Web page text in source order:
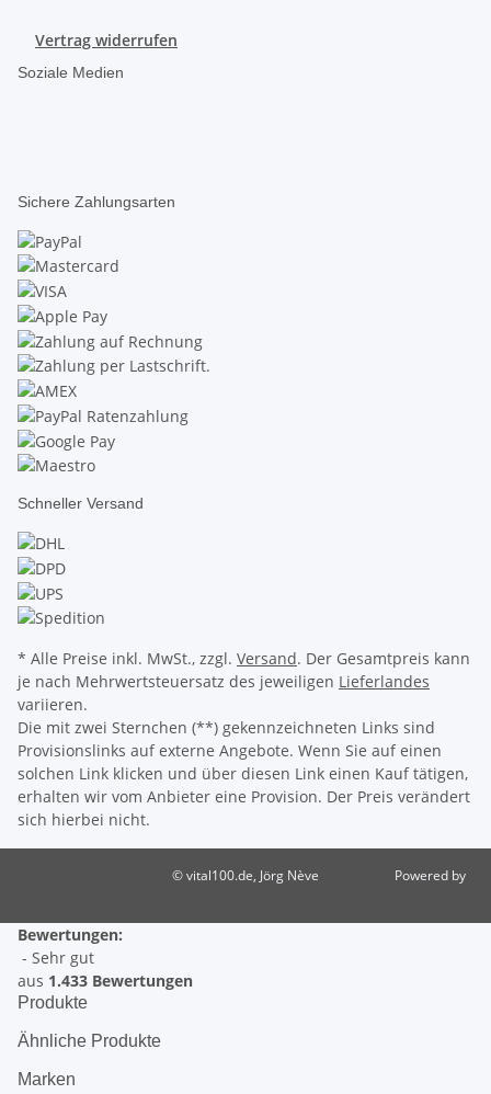
Vertrag widerrufen
Soziale Medien
Sichere Zahlungsarten
Schneller Versand
* Alle Preise inkl. MwSt., zzgl. Versand. Der Gesamtpreis kann
je nach Mehrwertsteuersatz des jeweiligen Lieferlandes
variieren.
Die mit zwei Sternchen (**) gekennzeichneten Links sind
Provisionslinks auf externe Angebote. Wenn Sie auf einen
solchen Link klicken und über diesen Link einen Kauf tätigen,
erhalten wir vom Anbieter eine Provision. Der Preis verändert
sich hierbei nicht.
© vital100.de, Jörg Nève
Powered by
Bewertungen:
- Sehr gut
aus 1.433 Bewertungen
Produkte
Ähnliche Produkte
Marken